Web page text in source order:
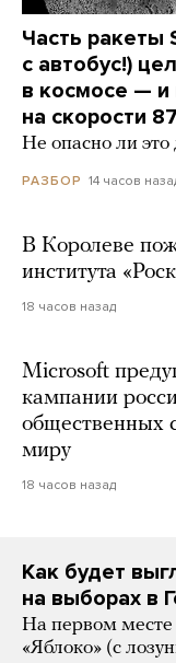
Часть ракеты
с автобус!)
в космосе — и
на скорости
Не опасно ли
РАЗБОР 14 часов
В Королеве
института
18 часов назад
Microsoft
кампании
общественных
миру
18 часов назад
Как будет
на выборах в
На первом месте
«Яблоко» (с